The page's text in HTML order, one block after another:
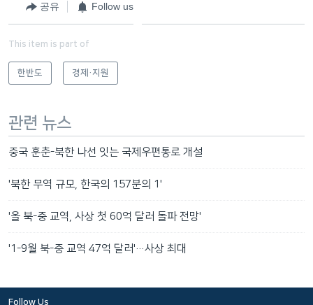
공유 Follow us
This item is part of
한반도 경제·지원
관련 뉴스
중국 훈춘-북한 나선 잇는 국제우편통로 개설
'북한 무역 규모, 한국의 157분의 1'
'올 북-중 교역, 사상 첫 60억 달러 돌파 전망'
'1-9월 북-중 교역 47억 달러'…사상 최대
Follow Us